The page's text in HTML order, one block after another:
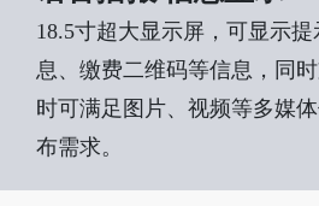
18.5寸超大显示屏，可显示
息、缴费二维码等信息，同
时可满足图片、视频等多媒
布需求。